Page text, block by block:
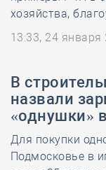
хозяйства,
13:33, 24 января
В
назвали
«однушки»
Для покупки
Подмосковье в